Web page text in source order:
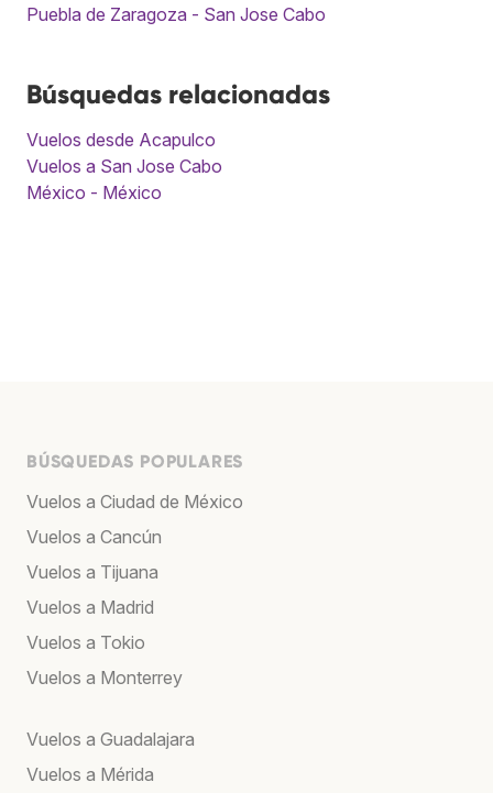
Puebla de Zaragoza - San Jose Cabo
Búsquedas relacionadas
Vuelos desde Acapulco
Vuelos a San Jose Cabo
México - México
BÚSQUEDAS POPULARES
Vuelos a Ciudad de México
Vuelos a Cancún
Vuelos a Tijuana
Vuelos a Madrid
Vuelos a Tokio
Vuelos a Monterrey
Vuelos a Guadalajara
Vuelos a Mérida